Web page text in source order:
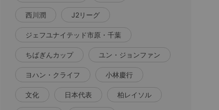
西川潤 J2リーグ
ジェフユナイテッド市原・千葉
ちばぎんカップ ユン・ジョンファン
ヨハン・クライフ 小林慶行
文化 日本代表 柏レイソル